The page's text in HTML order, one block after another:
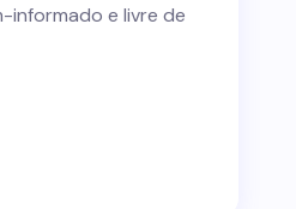
informado e livre de